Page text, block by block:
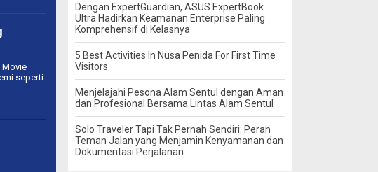
Movie
seperti
Dengan ExpertGuardian, ASUS ExpertBook
Ultra Hadirkan Keamanan Enterprise Paling
Komprehensif di Kelasnya
5 Best Activities In Nusa Penida For First Time
Visitors
Menjelajahi Pesona Alam Sentul dengan Aman
dan Profesional Bersama Lintas Alam Sentul
Solo Traveler Tapi Tak Pernah Sendiri: Peran
Teman Jalan yang Menjamin Kenyamanan dan
Dokumentasi Perjalanan